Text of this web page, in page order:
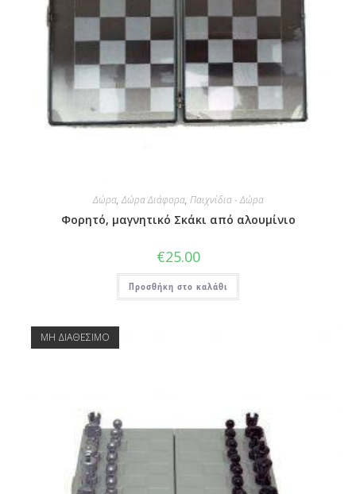
Δώρα,Δώρα Διάφορα, Παιχνίδια - Δώρα
Φορητό, μαγνητικό Σκάκι από αλουμίνιο
€25.00
Προσθήκη στο καλάθι
ΜΗ ΔΙΑΘΕΣΙΜΟ